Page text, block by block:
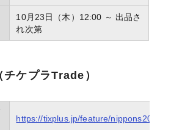
10月23日（木）12:00 ～ 出品さ
れ次第
ケプラTrade）
https://tixplus.jp/feature/nippons2025/